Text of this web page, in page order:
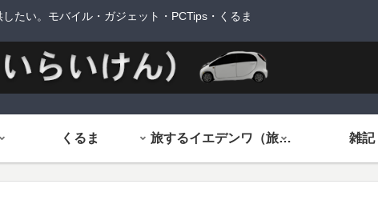
たい。モバイル・ガジェット・PCTips・くるま
くるま 旅するイエデンワ（旅ネタ） 雑記